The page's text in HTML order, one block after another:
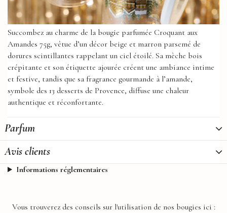
Succombez au charme de la bougie parfumée Croquant aux
Amandes 75g, vêtue d’un décor beige et marron parsemé de
dorures scintillantes rappelant un ciel étoilé. Sa mèche bois
crépitante et son étiquette ajourée créent une ambiance intime
et festive, tandis que sa fragrance gourmande à l’amande,
symbole des 13 desserts de Provence, diffuse une chaleur
authentique et réconfortante.
Parfum
Avis clients
Informations réglementaires
Vous trouverez des conseils sur l'utilisation de nos bougies ici :